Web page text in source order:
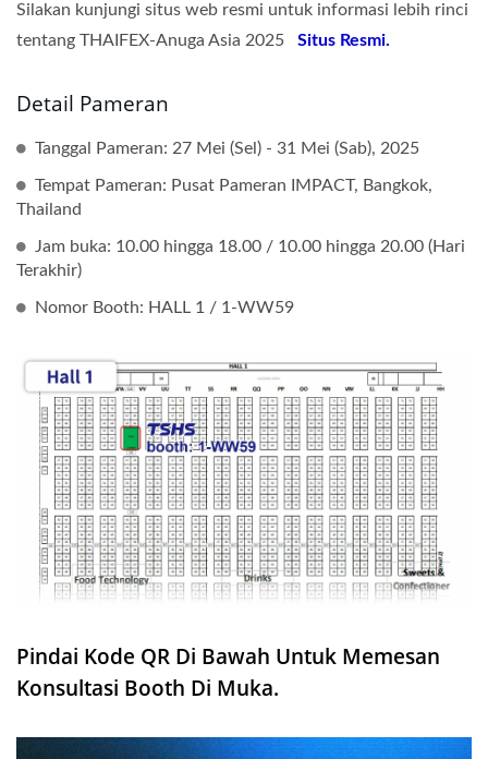
Silakan kunjungi situs web resmi untuk informasi lebih rinci
tentang THAIFEX-Anuga Asia 2025 Situs Resmi.
Detail Pameran
Tanggal Pameran: 27 Mei (Sel) - 31 Mei (Sab), 2025
Tempat Pameran: Pusat Pameran IMPACT, Bangkok,
Thailand
Jam buka: 10.00 hingga 18.00 / 10.00 hingga 20.00 (Hari
Terakhir)
Nomor Booth: HALL 1 / 1-WW59
Pindai Kode QR Di Bawah Untuk Memesan
Konsultasi Booth Di Muka.